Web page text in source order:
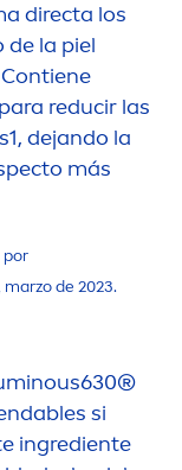
directa los
de la piel
reducir las
dejando la
más
por
de 2023.
630®
dables si
ingrediente